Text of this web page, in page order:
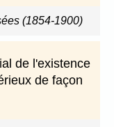
(1854-1900)
de l'existence
de façon